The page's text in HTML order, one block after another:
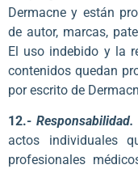
Dermacne y están
de autor, marcas,
El uso indebido y la
contenidos quedan
por escrito de
12.- Responsabilidad.
actos individuales
profesionales